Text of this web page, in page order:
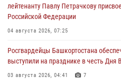
лейтенанту Павлу Петрачкову
Российской Федерации
04 августа 2026, 07:25
Росгвардейцы Башкортостана
выступили на празднике в честь Дня
03 августа 2026, 04:41 7